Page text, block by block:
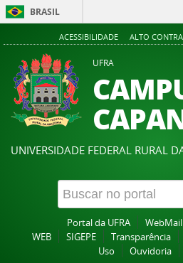
BRASIL
ACESSIBILIDADE ALTO
UFRA
UNIVERSIDADE FEDERAL RURAL
Portal da UFRA WebMail
WEB
SIGEPE Transparência
Uso
Ouvidoria